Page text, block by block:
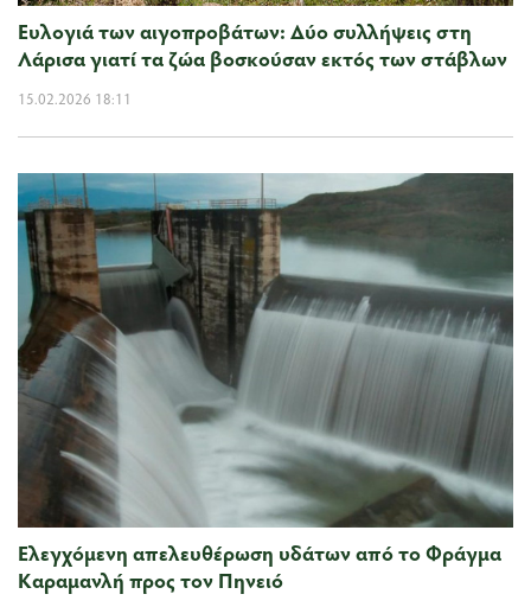
Ευλογιά των αιγοπροβάτων: Δύο συλλήψεις στη
Λάρισα γιατί τα ζώα βοσκούσαν εκτός των στάβλων
15.02.2026 18:11
Ελεγχόμενη απελευθέρωση υδάτων από το Φράγμα
Καραμανλή προς τον Πηνειό